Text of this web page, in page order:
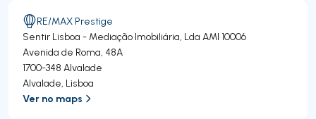
RE/MAX Prestige
Sentir Lisboa - Mediação Imobiliária, Lda AMI 10006
Avenida de Roma, 48A
1700-348 Alvalade
Alvalade, Lisboa
Ver no maps